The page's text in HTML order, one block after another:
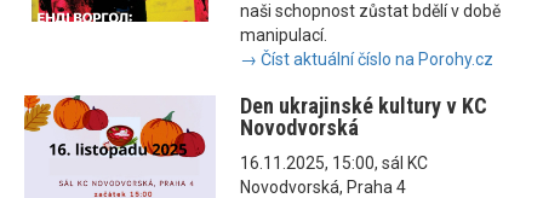
naši schopnost zůstat bdělí v době
manipulací.
→ Číst aktuální číslo na Porohy.cz
Den ukrajinské kultury v KC
Novodvorská
16.11.2025, 15:00, sál KC
Novodvorská, Praha 4